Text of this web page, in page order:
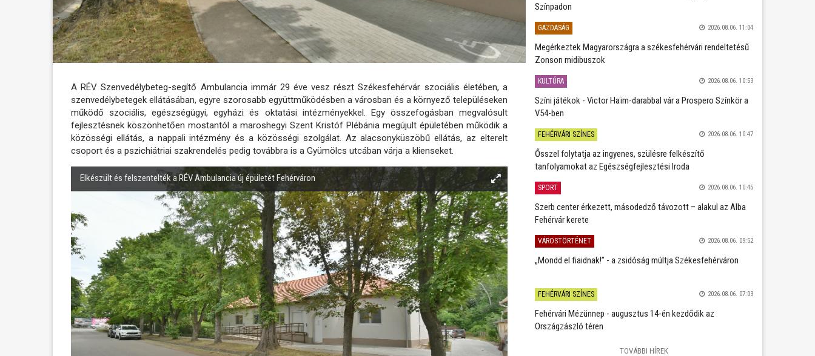
A RÉV Szenvedélybeteg-segítő Ambulancia immár 29 éve vesz részt Székesfehérvár szociális életében, a
szenvedélybetegek ellátásában, egyre szorosabb együttműködésben a városban és a környező településeken
működő szociális, egészségügyi, egyházi és oktatási intézményekkel. Egy összefogásban megvalósult
fejlesztésnek köszönhetően mostantól a maroshegyi Szent Kristóf Plébánia megújult épületében működik a
közösségi ellátás, a nappali intézmény és a közösségi szolgálat. Az alacsonyküszöbű ellátás, az elterelt
csoport és a pszichiátriai szakrendelés pedig továbbra is a Gyümölcs utcában várja a klienseket.
Elkészült és felszentelték a RÉV Ambulancia új épületét Fehérváron
Színpadon
GAZDASÁG 2026.08.06. 11:04
Megérkeztek Magyarországra a székesfehérvári rendeltetésű
Zonson midibuszok
KULTÚRA 2026.08.06. 10:53
Színi játékok - Victor Haïm-darabbal vár a Prospero Színkör a
V54-ben
FEHÉRVÁRI SZÍNES 2026.08.06. 10:47
Ősszel folytatja az ingyenes, szülésre felkészítő
tanfolyamokat az Egészségfejlesztési Iroda
SPORT 2026.08.06. 10:45
Szerb center érkezett, másodedző távozott – alakul az Alba
Fehérvár kerete
VÁROSTÖRTÉNET 2026.08.06. 09:52
„Mondd el fiaidnak!” - a zsidóság múltja Székesfehérváron
FEHÉRVÁRI SZÍNES 2026.08.06. 07:03
Fehérvári Mézünnep - augusztus 14-én kezdődik az
Országzászló téren
TOVÁBBI HÍREK